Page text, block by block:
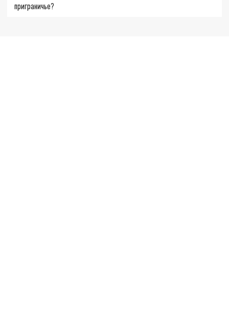
приграничье?